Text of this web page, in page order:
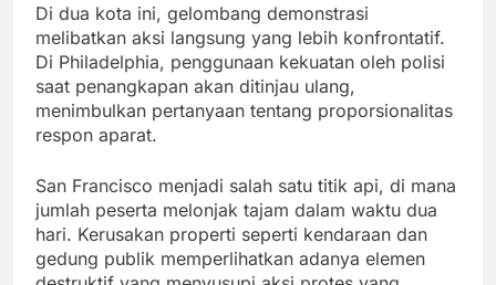
Di dua kota ini, gelombang demonstrasi
melibatkan aksi langsung yang lebih konfrontatif.
Di Philadelphia, penggunaan kekuatan oleh polisi
saat penangkapan akan ditinjau ulang,
menimbulkan pertanyaan tentang proporsionalitas
respon aparat.
San Francisco menjadi salah satu titik api, di mana
jumlah peserta melonjak tajam dalam waktu dua
hari. Kerusakan properti seperti kendaraan dan
gedung publik memperlihatkan adanya elemen